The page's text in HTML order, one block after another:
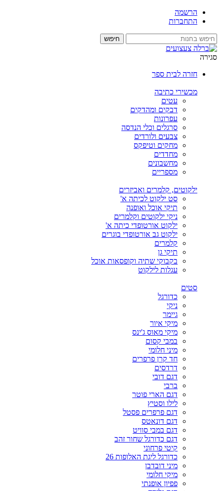
הרשמה
התחברות
סגירה
חזרה לבית ספר
מכשירי כתיבה
עטים
דבקים ומהדקים
עפרונות
סרגלים וכלי הנדסה
צבעים ולורדים
מחקים וטיפקס
מחדדים
מחשבונים
מספריים
ילקוטים, קלמרים ואביזרים
סט ילקוט לכיתה א'
תיקי אוכל ואופנה
ניקי ילקוטים וקלמרים
ילקוט אורטופדי כיתה א'
ילקוט גב אורטופדי בוגרים
קלמרים
תיקי גן
בקבוקי שתיה וקופסאות אוכל
עגלות לילקוט
סטים
כדורגל
ניקי
גיימר
מיקי איור
מיקי מאוס ג'ינס
במבי קסום
מיני חלומי
חד קרן פרפרים
דרדסים
דגם דובי
ברבי
דגם הארי פוטר
לילו וסטיץ
דגם פרפרים פסטל
דגם דונאטס
דגם במבי סוויט
דגם כדורגל שחור זהב
קיטי פרחוני
כדורגל ליגת האלופות 26
מיני דובדבן
מיקי חלומי
פפיון אופנתי